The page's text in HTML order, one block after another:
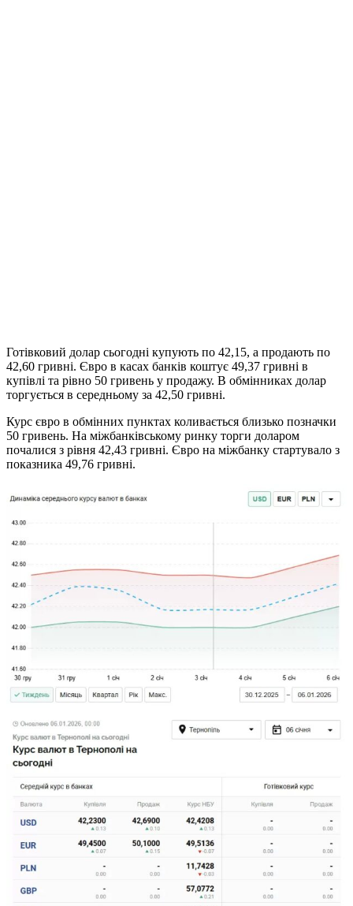
Готівковий долар сьогодні купують по 42,15, а продають по
42,60 гривні. Євро в касах банків коштує 49,37 гривні в
купівлі та рівно 50 гривень у продажу. В обмінниках долар
торгується в середньому за 42,50 гривні.
Курс євро в обмінних пунктах коливається близько позначки
50 гривень. На міжбанківському ринку торги доларом
почалися з рівня 42,43 гривні. Євро на міжбанку стартувало з
показника 49,76 гривні.